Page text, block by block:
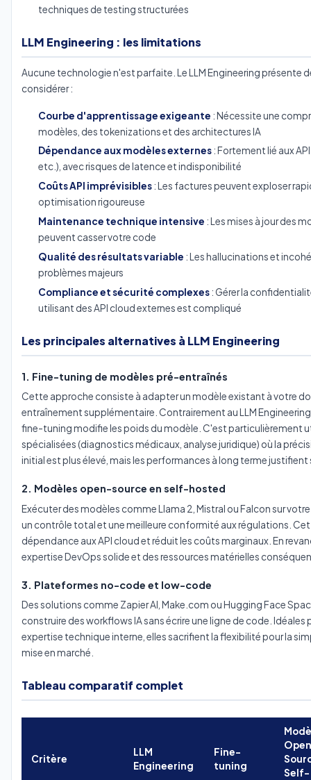
techniques de testing structurées
LLM Engineering : les limitations
Aucune technologie n'est parfaite. Le LLM Engineering présente
considérer :
Courbe d'apprentissage exigeante : Nécessite une
modèles, des tokenizations et des architectures IA
Dépendance aux modèles externes: Fortement lié aux
etc.), avec risques de latence et indisponibilité
Coûts API imprévisibles: Les factures peuvent exploser
optimisation rigoureuse
Maintenance technique intensive : Les mises à jour des
peuvent casser votre code
Qualité des résultats variable : Les hallucinations et
problèmes majeurs
Compliance et sécurité complexes: Gérer la
utilisant des API cloud externes est compliqué
Les principales alternatives à LLM Engineering
1. Fine-tuning de modèles pré-entraînés
Cette approche consiste à adapter un modèle existant à votre
entraînement supplémentaire. Contrairement au LLM
fine-tuning modifie les poids du modèle. C'est particulièrement
spécialisées (diagnostics médicaux, analyse juridique) où la
initial est plus élevé, mais les performances à long terme
2. Modèles open-source en self-hosted
Exécuter des modèles comme Llama 2, Mistral ou Falcon sur
un contrôle total et une meilleure conformité aux régulations.
dépendance aux API cloud et réduit les coûts marginaux. En
expertise DevOps solide et des ressources matérielles
3. Plateformes no-code et low-code
Des solutions comme Zapier AI, Make.com ou Hugging Face
construire des workflows IA sans écrire une ligne de code. Idéales
expertise technique interne, elles sacrifient la flexibilité pour la
mise en marché.
Tableau comparatif complet
Critère
LLM
Engineering
Fine-
tuning
Self-